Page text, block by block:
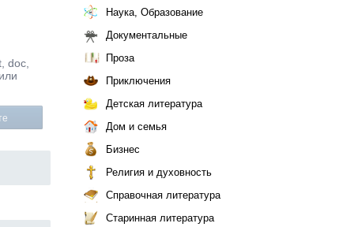
doc,
Наука, Образование
Документальные
Проза
Приключения
Детская литература
Дом и семья
Бизнес
Религия и духовность
Справочная литература
Старинная литература